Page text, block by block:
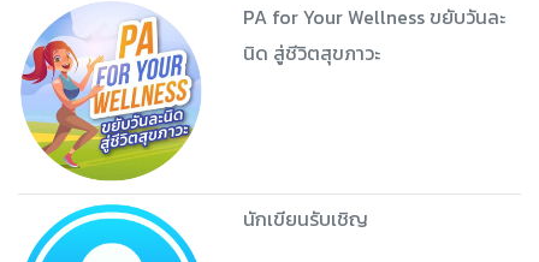
PA for Your Wellness ขยับวันละ
นิด สู่ชีวิตสุขภาวะ
นักเขียนรับเชิญ